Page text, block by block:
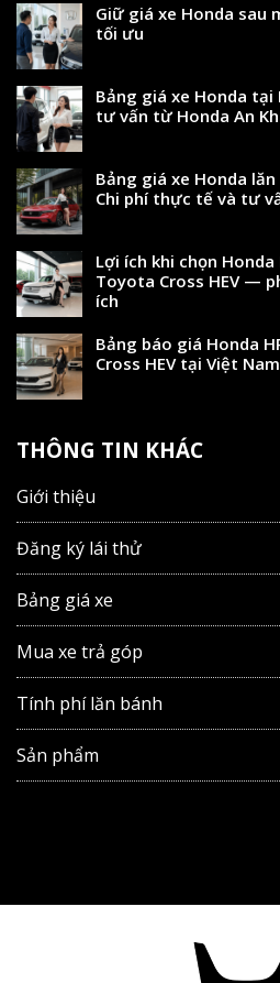
Giữ giá xe Honda sau
tối ưu
Bảng giá xe Honda
tư vấn từ Honda An
Bảng giá xe Honda
Chi phí thực tế và tư
Lợi ích khi chọn Honda
Toyota Cross HEV —
ích
Bảng báo giá Honda
Cross HEV tại Việt
THÔNG TIN KHÁC
Giới thiệu
Đăng ký lái thử
Bảng giá xe
Mua xe trả góp
Tính phí lăn bánh
Sản phẩm